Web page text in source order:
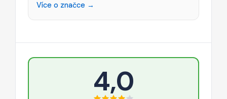
Více o značce →
4,0